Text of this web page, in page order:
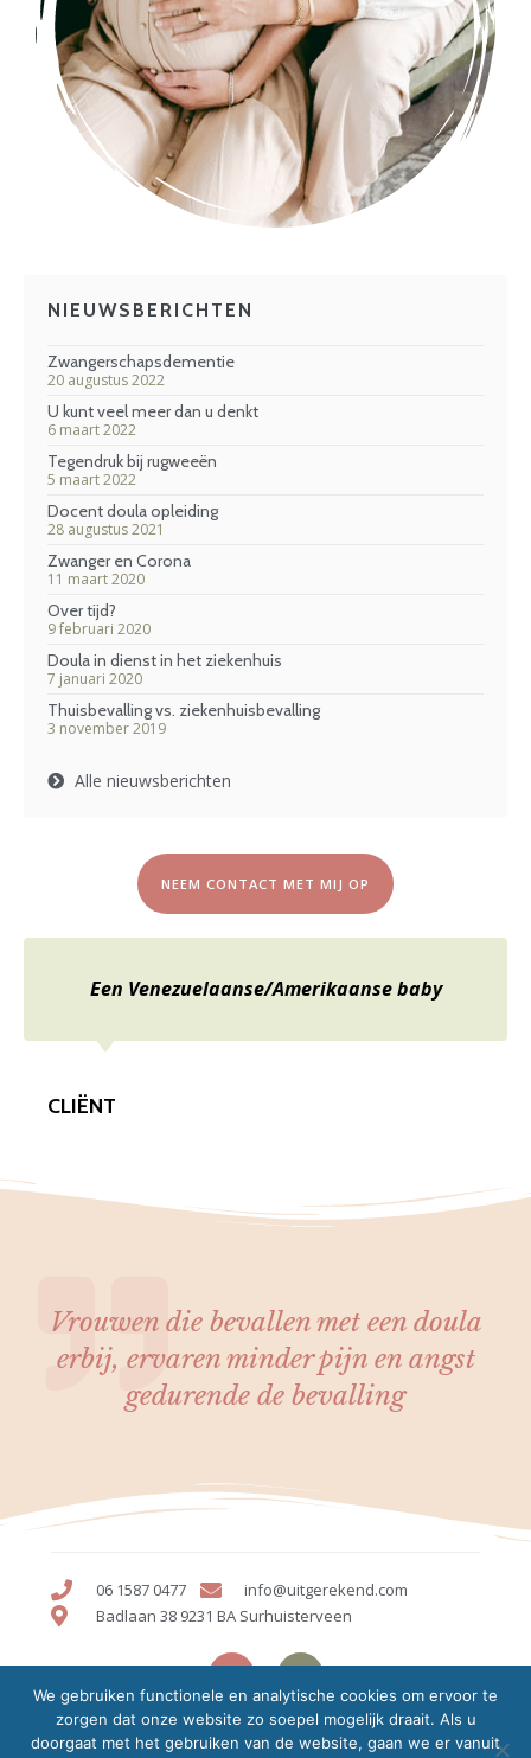
NIEUWSBERICHTEN
Zwangerschapsdementie
20 augustus 2022
U kunt veel meer dan u denkt
6 maart 2022
Tegendruk bij rugweeën
5 maart 2022
Docent doula opleiding
28 augustus 2021
Zwanger en Corona
11 maart 2020
Over tijd?
9 februari 2020
Doula in dienst in het ziekenhuis
7 januari 2020
Thuisbevalling vs. ziekenhuisbevalling
3 november 2019
Alle nieuwsberichten
NEEM CONTACT MET MIJ OP
Een Venezuelaanse/Amerikaanse baby
CLIËNT
The single lady
CLIËNT
Vrouwen die bevallen met een doula
erbij, ervaren minder pijn en angst
gedurende de bevalling
06 1587 0477
info@uitgerekend.com
Badlaan 38 9231 BA Surhuisterveen
© Alle rechten onder voorbehoud |Privacyverklaring
We gebruiken functionele en analytische cookies om ervoor te
zorgen dat onze website zo soepel mogelijk draait. Als u
doorgaat met het gebruiken van de website, gaan we er vanuit